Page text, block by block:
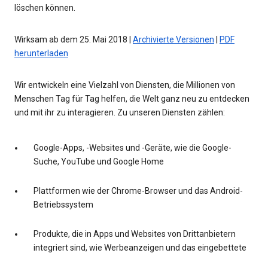
löschen können.
Wirksam ab dem 25. Mai 2018 | Archivierte Versionen
PDF
herunterladen
Wir entwickeln eine Vielzahl von Diensten, die Millionen von
Menschen Tag für Tag helfen, die Welt ganz neu zu entdecken
und mit ihr zu interagieren. Zu unseren Diensten zählen:
Google-Apps, -Websites und -Geräte, wie die Google-
Suche, YouTube und Google Home
Plattformen wie der Chrome-Browser und das Android-
Betriebssystem
Produkte, die in Apps und Websites von Drittanbietern
integriert sind, wie Werbeanzeigen und das eingebettete